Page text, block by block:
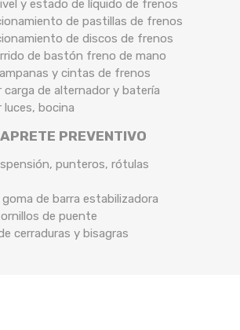
y estado de líquido de frenos
de pastillas de frenos
de discos de frenos
de bastón freno de mano
y cintas de frenos
carga de alternador y batería
luces, bocina
PREVENTIVO
punteros, rótulas
de barra estabilizadora
de puente
cerraduras y bisagras